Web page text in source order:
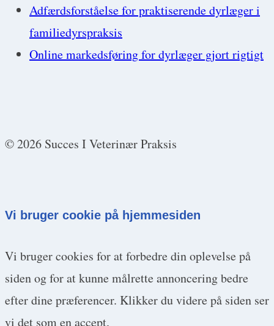
Adfærdsforståelse for praktiserende dyrlæger i
familiedyrspraksis
Online markedsføring for dyrlæger gjort rigtigt
© 2026 Succes I Veterinær Praksis
Vi bruger cookie på hjemmesiden
Vi bruger cookies for at forbedre din oplevelse på
siden og for at kunne målrette annoncering bedre
efter dine præferencer. Klikker du videre på siden ser
vi det som en accept.